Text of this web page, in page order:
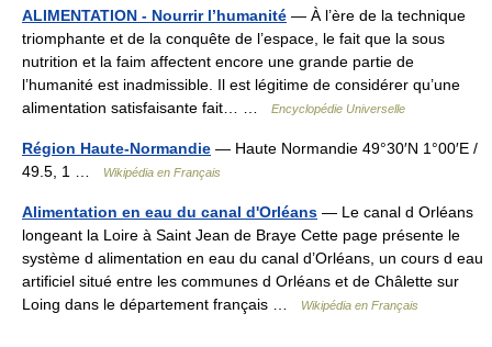
ALIMENTATION - Nourrir l’humanité — À l’ère de la technique
triomphante et de la conquête de l’espace, le fait que la sous
nutrition et la faim affectent encore une grande partie de
l’humanité est inadmissible. Il est légitime de considérer qu’une
alimentation satisfaisante fait… …
Encyclopédie Universelle
Région Haute-Normandie — Haute Normandie 49°30′N 1°00′E /
49.5, 1 …
Wikipédia en Français
Alimentation en eau du canal d'Orléans — Le canal d Orléans
longeant la Loire à Saint Jean de Braye Cette page présente le
système d alimentation en eau du canal d’Orléans, un cours d eau
artificiel situé entre les communes d Orléans et de Châlette sur
Loing dans le département français …
Wikipédia en Français